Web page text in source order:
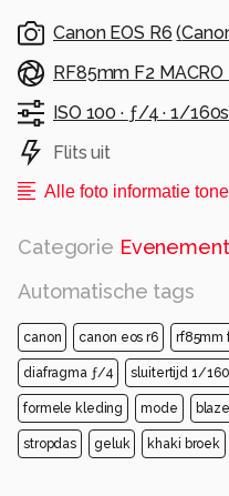
Canon EOS R6 (
RF85mm F2 MACRO
ISO 100 · ƒ/4 ·1/
Flits uit
Alle foto informatie
Categorie
Automatische tags
canon canon eos r6 rf85mm
diafragma ƒ/4 sluitertijd 1/
formele kleding mode
stropdas geluk khaki broek